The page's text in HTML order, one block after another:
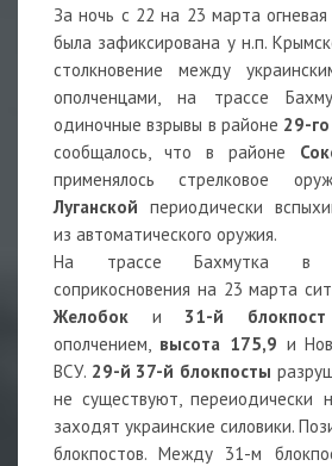
За ночь с 22 на 23 марта
была зафиксирована у н.п.
столкновение между
ополченцами, на трассе
одиночные взрывы в районе 29-
сообщалось, что в районе
применялось стрелковое
Луганской периодически
из автоматического оружия.
На трассе Бахмутка в
соприкосновения на 23 марта
Желобок и 31-й
ополчением, высота 175,9 и
ВСУ. 29-й 37-й блокпосты
не существуют, переиодически
заходят украинские силовики.
блокпостов. Между 31-м